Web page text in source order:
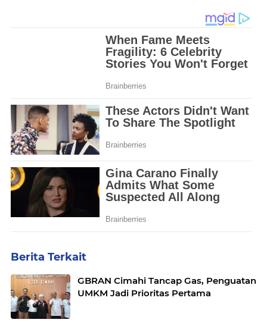
Berita Terkait
GBRAN Cimahi Tancap Gas, Penguatan
UMKM Jadi Prioritas Pertama